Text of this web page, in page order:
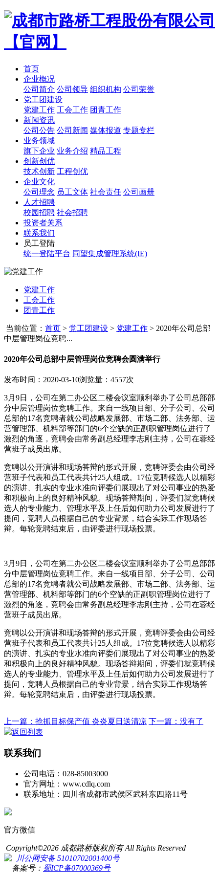
首页
企业概况
公司简介 公司领导 组织机构 公司荣誉
党工团建设
党建工作 工会工作 团青工作
新闻资讯
公司公告 公司新闻 媒体报道 专题专栏
业务领域
旗下企业 业务介绍 精品工程
创新创优
技术创新 工程创优
企业文化
公司理念 员工文体 社会责任 公司画册
人才招聘
校园招聘 社会招聘
投资者关系
联系我们
员工登陆
统一登陆平台 同望集成管理系统(IE)
党建工作
工会工作
团青工作
当前位置： 首页 > 党工团建设 > 党建工作 > 2020年公司总部
中层管理岗位竞聘...
2020年公司总部中层管理岗位竞聘会圆满举行
发布时间：2020-03-10浏览量：4557次
3月9日，公司在第二办公区二楼会议室顺利举办了公司总部部
分中层管理岗位竞聘工作。来自一线项目部、分子公司、公司
总部的17名竞聘者就公司战略发展部、市场二部、法务部、运
营管理部、机料部等部门的6个空缺的正副职管理岗位进行了
激烈的角逐，竞聘会由常务副总经理李志刚主持，公司在蓉经
营班子成员出席。
竞聘以公开演讲和现场答辩的形式开展，竞聘评委会由公司经
营班子代表和员工代表共计25人组成。17位竞聘候选人以精彩
的演讲、扎实的专业水准向评委们展现出了对公司事业的热爱
和积极向上的良好精神风貌。现场答辩期间，评委们就竞聘候
选人的专业能力、管理水平及上任后如何助力公司发展进行了
提问，竞聘人员根据自己的专业背景，结合实际工作现场答
辩。每轮竞聘结束后，由评委进行现场投票。
3月9日，公司在第二办公区二楼会议室顺利举办了公司总部部
分中层管理岗位竞聘工作。来自一线项目部、分子公司、公司
总部的17名竞聘者就公司战略发展部、市场二部、法务部、运
营管理部、机料部等部门的6个空缺的正副职管理岗位进行了
激烈的角逐，竞聘会由常务副总经理李志刚主持，公司在蓉经
营班子成员出席。
竞聘以公开演讲和现场答辩的形式开展，竞聘评委会由公司经
营班子代表和员工代表共计25人组成。17位竞聘候选人以精彩
的演讲、扎实的专业水准向评委们展现出了对公司事业的热爱
和积极向上的良好精神风貌。现场答辩期间，评委们就竞聘候
选人的专业能力、管理水平及上任后如何助力公司发展进行了
提问，竞聘人员根据自己的专业背景，结合实际工作现场答
辩。每轮竞聘结束后，由评委进行现场投票。
上一篇：抢抓目标保产值 炎炎夏日送清凉 下一篇：没有了
返回列表
联系我们
公司电话：028-85003000
官方网址：www.cdlq.com
联系地址：四川省成都市武侯区武科东四路11号
官方微信
Copyright©2026 成都路桥版权所有 All Rights Reserved
川公网安备 51010702001400号
备案号： 蜀ICP备07000369号